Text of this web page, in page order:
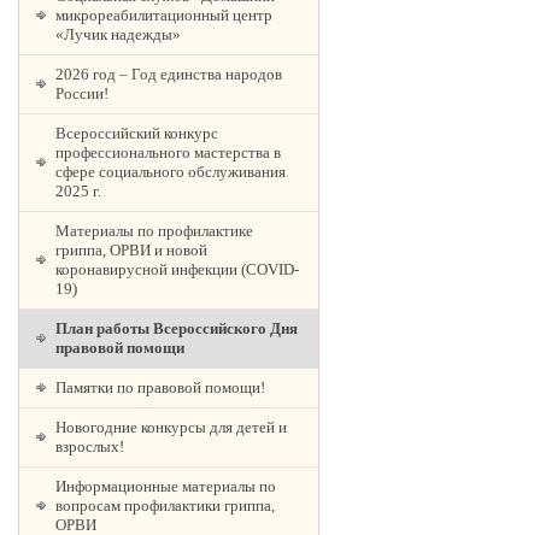
микрореабилитационный центр
«Лучик надежды»
2026 год – Год единства народов
России!
Всероссийский конкурс
профессионального мастерства в
сфере социального обслуживания
2025 г.
Материалы по профилактике
гриппа, ОРВИ и новой
коронавирусной инфекции (COVID-
19)
План работы Всероссийского Дня
правовой помощи
Памятки по правовой помощи!
Новогодние конкурсы для детей и
взрослых!
Информационные материалы по
вопросам профилактики гриппа,
ОРВИ